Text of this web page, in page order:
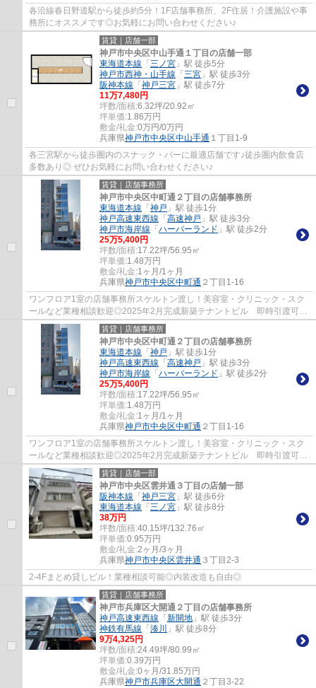
各沿線春日野道駅から徒歩約5分！1F店舗事務所、2F住居！介護施設や事
務所にオススメです◎お気軽にお問い合わせください♪
賃貸｜店舗一部
神戸市中央区中山手通１丁目の店舗一部
東海道本線 「 三ノ宮 」駅 徒歩5分
神戸市西神・山手線 「 三宮 」駅 徒歩3分
阪神本線 「 神戸三宮 」駅 徒歩7分
11万7,480円
坪数/面積:6.32坪/20.92㎡
坪単価:1.86万円
敷金/礼金:0万円/0万円
兵庫県神戸市中央区中山手通 １丁目1-9
各三宮駅から徒歩圏内のスナック・バーに最適店舗です♪徒歩圏内飲食店
多数あり◎ ぜひお気軽にお問い合わせください♪
賃貸｜店舗事務所
神戸市中央区中町通２丁目の店舗事務所
東海道本線 「 神戸 」駅 徒歩1分
神戸高速東西線 「 高速神戸 」駅 徒歩3分
神戸市海岸線 「 ハーバーランド 」駅 徒歩2分
25万5,400円
坪数/面積:17.22坪/56.95㎡
坪単価:1.48万円
敷金/礼金:1ヶ月/1ヶ月
兵庫県神戸市中央区中町通 ２丁目1-16
ワンフロア1室の店舗事務所スケルトン渡し！美容室・クリニック・スク
ールなど業種相談歓迎◎2025年2月完成新築テナントビル 即時引渡可能
◎ ぜひお気軽にお問い合わせください♪
賃貸｜店舗事務所
神戸市中央区中町通２丁目の店舗事務所
東海道本線 「 神戸 」駅 徒歩1分
神戸高速東西線 「 高速神戸 」駅 徒歩3分
神戸市海岸線 「 ハーバーランド 」駅 徒歩2分
25万5,400円
坪数/面積:17.22坪/56.95㎡
坪単価:1.48万円
敷金/礼金:1ヶ月/1ヶ月
兵庫県神戸市中央区中町通 ２丁目1-16
ワンフロア1室の店舗事務所スケルトン渡し！美容室・クリニック・スク
ールなど業種相談歓迎◎2025年2月完成新築テナントビル 即時引渡可能
◎ ぜひお気軽にお問い合わせください♪
賃貸｜店舗一部
神戸市中央区雲井通３丁目の店舗一部
阪神本線 「 神戸三宮 」駅 徒歩6分
東海道本線 「 三ノ宮 」駅 徒歩8分
38万円
坪数/面積:40.15坪/132.76㎡
坪単価:0.95万円
敷金/礼金:2ヶ月/3ヶ月
兵庫県神戸市中央区雲井通 ３丁目2-3
2-4Fまとめ貸しビル！業種相談可能◎内装改造も自由◎
賃貸｜店舗事務所
神戸市兵庫区大開通２丁目の店舗事務所
神戸高速東西線 「 新開地 」駅 徒歩3分
神鉄有馬線 「 湊川
」駅 徒歩8分
9万4,325円
坪数/面積:24.49坪/80.99㎡
坪単価:0.39万円
敷金/礼金:0ヶ月/31.85万円
兵庫県神戸市兵庫区大開通 ２丁目3-22